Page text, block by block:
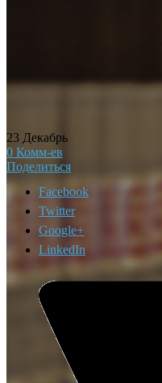
23 Декабрь
0 Комм-ев
Поделиться
Facebook
Twitter
Google+
LinkedIn